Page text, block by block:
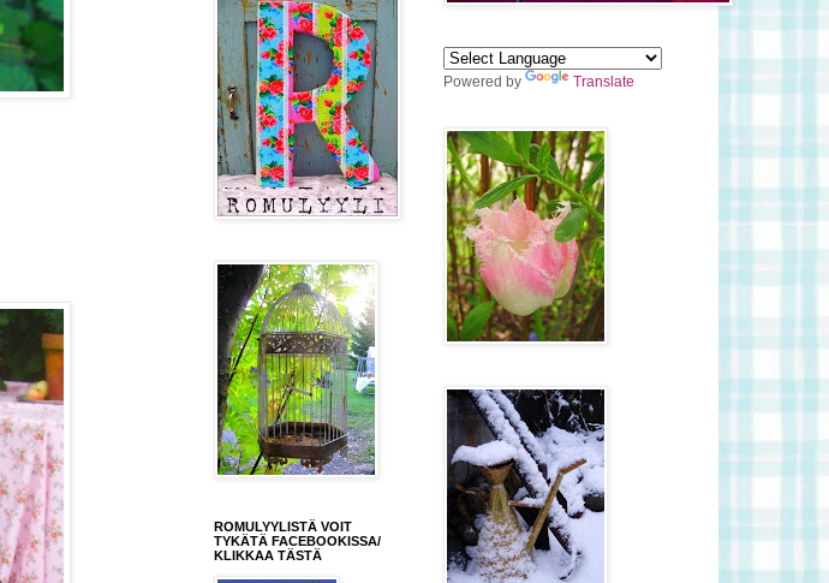
ROMULYYLISTÄ VOIT
TYKÄTÄ FACEBOOKISSA/
KLIKKAA TÄSTÄ
Powered by Translate